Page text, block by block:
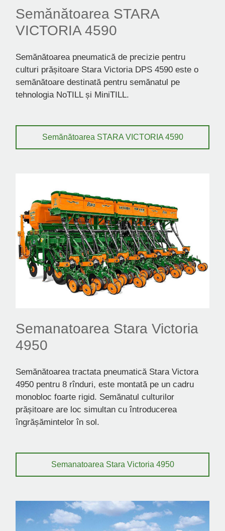
Semănătoarea STARA
VICTORIA 4590
Semănătoarea pneumatică de precizie pentru
culturi prășitoare Stara Victoria DPS 4590 este o
semănătoare destinată pentru semănatul pe
tehnologia NoTILL și MiniTILL.
Semănătoarea STARA VICTORIA 4590
Semanatoarea Stara Victoria
4950
Semănătoarea tractata pneumatică Stara Victora
4950 pentru 8 rînduri, este montată pe un cadru
monobloc foarte rigid. Semănatul culturilor
prășitoare are loc simultan cu întroducerea
îngrășămintelor în sol.
Semanatoarea Stara Victoria 4950